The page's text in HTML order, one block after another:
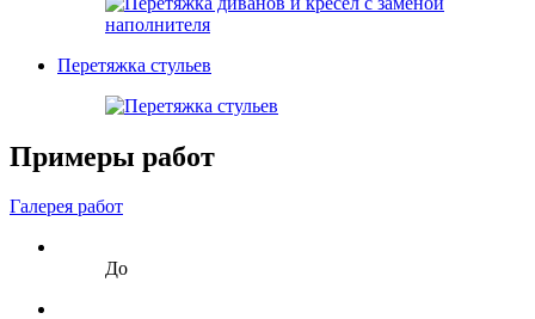
Перетяжка стульев
Примеры работ
Галерея работ
До